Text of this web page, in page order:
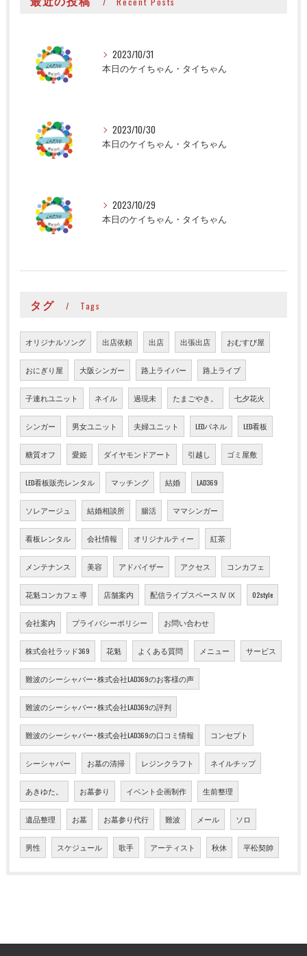
2023/10/31
本日のケイちゃん・タイちゃん
2023/10/30
本日のケイちゃん・タイちゃん
2023/10/29
本日のケイちゃん・タイちゃん
タグ Tags
オリジナルソング 出店依頼 出店 出張出店 おむすび屋
おにぎり屋 大阪シンガー 路上ライバー 路上ライブ
子連れユニット ネイル 過現未 たまごやき。 七夕花火
シンガー 男女ユニット 夫婦ユニット LEDパネル LED看板
糖質オフ 愛姫 ダイヤモンドアート 引越し ゴミ屋敷
LED看板販売レンタル マッチング 結婚 LAD369
ソレアージュ 結婚相談所 腸活 ママシンガー
看板レンタル 会社情報 オリジナルティー 紅茶
メンテナンス 美容 アドバイザー アクセス コンカフェ
花魁コンカフェ 導 店舗案内 配信ライブスペース Ⅳ Ⅸ 02style
会社案内 プライバシーポリシー お問い合わせ
株式会社ラッド369 花魁 よくある質問 メニュー サービス
難波のシーシャバー･株式会社LAD369のお客様の声
難波のシーシャバー･株式会社LAD369の評判
難波のシーシャバー･株式会社LAD369の口コミ情報 コンセプト
シーシャバー お墓の清掃 レジンクラフト ネイルチップ
あきゆた。 お墓参り イベント企画制作 生前整理
遺品整理 お墓 お墓参り代行 難波 メール ソロ
男性 スケジュール 歌手 アーティスト 秋休 平松契帥